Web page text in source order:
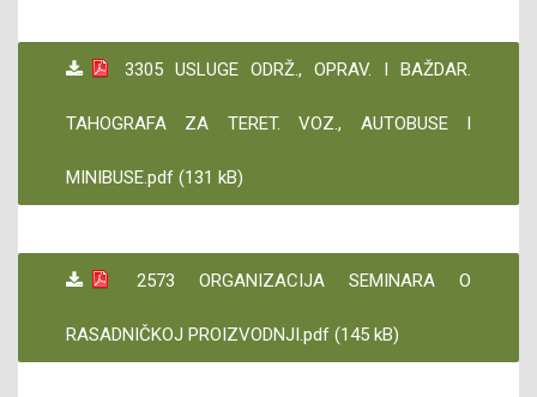
3305 USLUGE ODRŽ., OPRAV. I BAŽDAR.
TAHOGRAFA ZA TERET. VOZ., AUTOBUSE I
MINIBUSE.pdf (131 kB)
2573 ORGANIZACIJA SEMINARA O
RASADNIČKOJ PROIZVODNJI.pdf (145 kB)